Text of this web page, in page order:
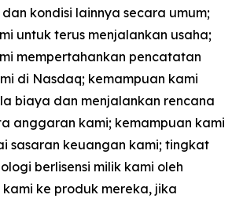
kondisi lainnya secara umum;
untuk terus menjalankan usaha;
mempertahankan pencatatan
di Nasdaq; kemampuan kami
biaya dan menjalankan rencana
anggaran kami; kemampuan kami
sasaran keuangan kami; tingkat
berlisensi milik kami oleh
kami ke produk mereka, jika